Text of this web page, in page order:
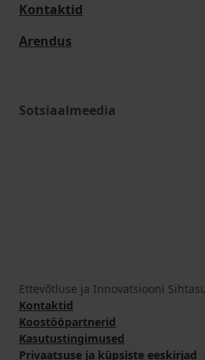
Kontaktid
Arendus
Sotsiaalmeedia
Ettevõtluse ja Innovatsiooni
Kontaktid
Koostööpartnerid
Kasutustingimused
Privaatsuse ja küpsiste eeskirjad